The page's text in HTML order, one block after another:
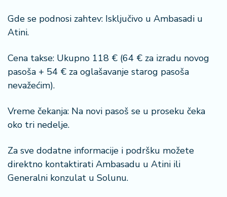
Gde se podnosi zahtev: Isključivo u Ambasadi u
Atini.
Cena takse: Ukupno 118 € (64 € za izradu novog
pasoša + 54 € za oglašavanje starog pasoša
nevažećim).
Vreme čekanja: Na novi pasoš se u proseku čeka
oko tri nedelje.
Za sve dodatne informacije i podršku možete
direktno kontaktirati Ambasadu u Atini ili
Generalni konzulat u Solunu.